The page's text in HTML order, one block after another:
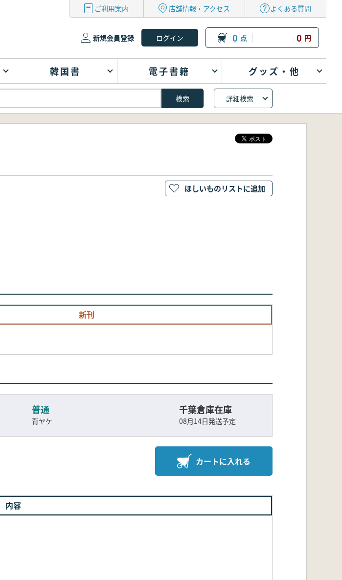
ご利用案内 店舗情報・アクセス よくある質問
新規会員登録 0 点 0 円
韓国書 電子書籍 グッズ・他
詳細検索
新刊
普通
背ヤケ
千葉倉庫在庫
08月14日発送予定
カートに入れる
ほしいものリストに追加
内容